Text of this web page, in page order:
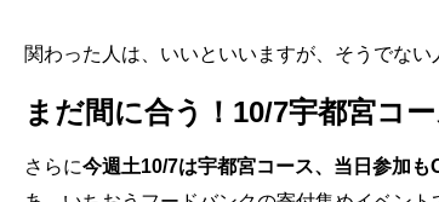
関わった人は、いいといいますが、そうでな
まだ間に合う！10/7宇都宮コ
さらに今週土10/7は宇都宮コース、当日参加も